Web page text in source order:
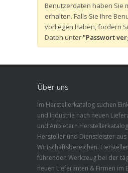
Benutzerdaten haben Sie
erhalten. Falls Sie Ihre
vorliegen haben, fordern
Daten unter"Passwort
Über uns
Im Herstellerkatalog suchen
und Industrie nach neuen
und Anbietern
Hersteller und Dienstleister aus
Wirtschaftsbereichen.
führenden Werkzeug bei der
neuen Lieferanten & Firmen im